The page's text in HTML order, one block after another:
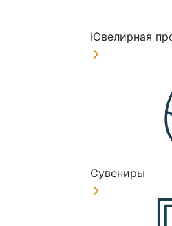
Ювелирная
Сувениры